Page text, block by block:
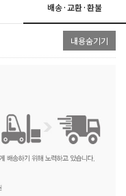
배송·교환·환불
내용숨기기